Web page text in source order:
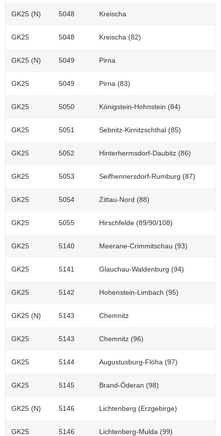
GK25 (N) 5048 Kreischa
GK25 5048 Kreischa (82)
GK25 (N) 5049 Pirna
GK25 5049 Pirna (83)
GK25 5050 Königstein-Hohnstein (84)
GK25 5051 Sebnitz-Kirnitzschthal (85)
GK25 5052 Hinterhermsdorf-Daubitz (86)
GK25 5053 Seifhennersdorf-Rumburg (87)
GK25 5054 Zittau-Nord (88)
GK25 5055 Hirschfelde (89/90/108)
GK25 5140 Meerane-Crimmitschau (93)
GK25 5141 Glauchau-Waldenburg (94)
GK25 5142 Hohenstein-Limbach (95)
GK25 (N) 5143 Chemnitz
GK25 5143 Chemnitz (96)
GK25 5144 Augustusburg-Flöha (97)
GK25 5145 Brand-Öderan (98)
GK25 (N) 5146 Lichtenberg (Erzgebirge)
GK25 5146 Lichtenberg-Mulda (99)